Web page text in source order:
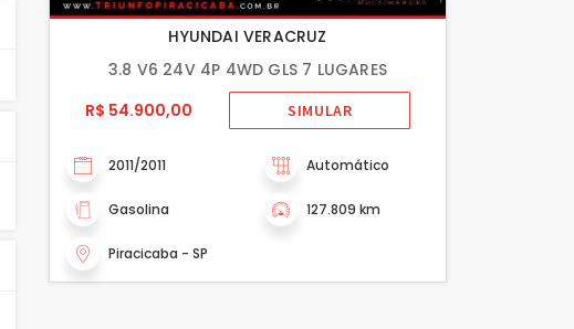
HYUNDAI VERACRUZ
3.8 V6 24V 4P 4WD GLS 7 LUGARES
R$ 54.900,00
SIMULAR
2011/2011 Automático
Gasolina 127.809 km
Piracicaba - SP